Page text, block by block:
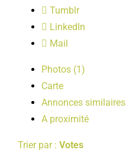
Tumblr
LinkedIn
Mail
Photos (1)
Carte
Annonces similaires
A proximité
Trier par : Votes